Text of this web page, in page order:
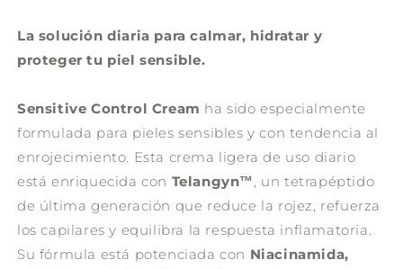
La solución diaria para calmar, hidratar y
proteger tu piel sensible.
Sensitive Control Cream ha sido especialmente
formulada para pieles sensibles y con tendencia al
enrojecimiento. Esta crema ligera de uso diario
está enriquecida con Telangyn™ , un tetrapéptido
de última generación que reduce la rojez, refuerza
los capilares y equilibra la respuesta inflamatoria.
Su fórmula está potenciada con Niacinamida,